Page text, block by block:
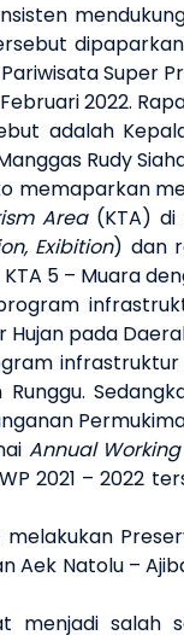
Super
2022.
adalah
Rudy
memaparkan
Area(KTA) di
Exibition) dan
KTA 5 – Muara
pada
Annual
2021 – 2022
Aek Natolu –
menjadi